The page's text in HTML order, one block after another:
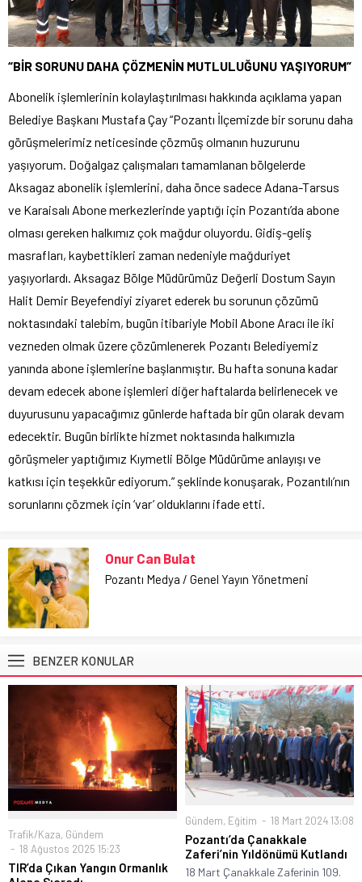
“BİR SORUNU DAHA ÇÖZMENİN MUTLULUĞUNU YAŞIYORUM”
Abonelik işlemlerinin kolaylaştırılması hakkında açıklama yapan
Belediye Başkanı Mustafa Çay “Pozantı İlçemizde bir sorunu daha
görüşmelerimiz neticesinde çözmüş olmanın huzurunu
yaşıyorum. Doğalgaz çalışmaları tamamlanan bölgelerde
Aksagaz abonelik işlemlerini, daha önce sadece Adana-Tarsus
ve Karaisalı Abone merkezlerinde yaptığı için Pozantı’da abone
olması gereken halkımız çok mağdur oluyordu. Gidiş-geliş
masrafları, kaybettikleri zaman nedeniyle mağduriyet
yaşıyorlardı. Aksagaz Bölge Müdürümüz Değerli Dostum Sayın
Halit Demir Beyefendiyi ziyaret ederek bu sorunun çözümü
noktasındaki talebim, bugün itibariyle Mobil Abone Aracı ile iki
vezneden olmak üzere çözümlenerek Pozantı Belediyemiz
yanında abone işlemlerine başlanmıştır. Bu hafta sonuna kadar
devam edecek abone işlemleri diğer haftalarda belirlenecek ve
duyurusunu yapacağımız günlerde haftada bir gün olarak devam
edecektir. Bugün birlikte hizmet noktasında halkımızla
görüşmeler yaptığımız Kıymetli Bölge Müdürüme anlayışı ve
katkısı için teşekkür ediyorum.” şeklinde konuşarak, Pozantılı’nın
sorunlarını çözmek için ‘var’ olduklarını ifade etti.
Onur Can Bulat
Pozantı Medya / Genel Yayın Yönetmeni
BENZER KONULAR
Trafik/Kaza, Gündem
18 Ağustos 2025 15:23
TIR’da Çıkan Yangın Ormanlık
Gündem, Eğitim 18 Mart 2024 13:08
Pozantı’da Çanakkale
Zaferi’nin Yıldönümü Kutlandı
18 Mart Çanakkale Zaferinin 109.